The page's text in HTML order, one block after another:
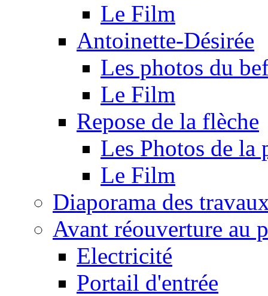
Le Film
Antoinette-Désirée
Les photos du
Le Film
Repose de la flèche
Les Photos de la
Le Film
Diaporama des
Avant réouverture au
Electricité
Portail d'entrée